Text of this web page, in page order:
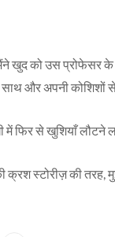
खुद को उस प्रोफेसर के
और अपनी कोशिशों
में फिर से खुशियाँ लौटने
क्रश स्टोरीज़ की